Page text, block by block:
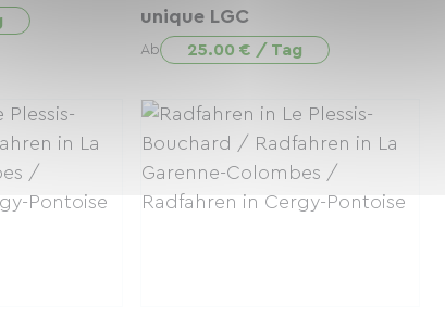
unique LGC
Ab 25.00 € / Tag